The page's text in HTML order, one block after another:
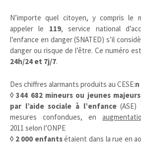
N’importe quel citoyen, y compris le
appeler le 119, service national
l’enfance en danger (SNATED) s’il
danger ou risque de l’être. Ce numéro est
24h/24 et 7j/7.
Des chiffres alarmants produits au CESE:
◊ 344 682 mineurs ou jeunes
par l’aide sociale à l’enfance(ASE)
mesures confondues, en
2011 selon l’ONPE
◊ 2 000 enfantsétaient dans la rue en